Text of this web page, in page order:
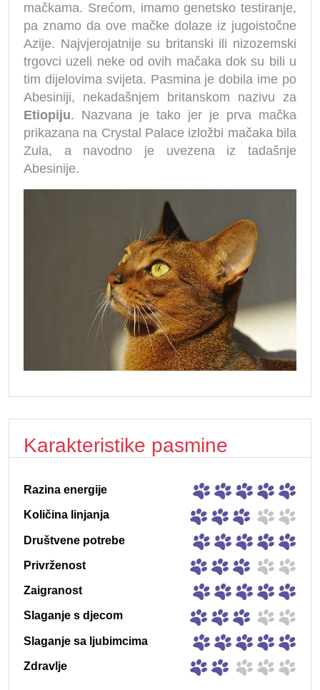
mačkama. Srećom, imamo genetsko testiranje,
pa znamo da ove mačke dolaze iz jugoistočne
Azije. Najvjerojatnije su britanski ili nizozemski
trgovci uzeli neke od ovih mačaka dok su bili u
tim dijelovima svijeta. Pasmina je dobila ime po
Abesiniji, nekadašnjem britanskom nazivu za
Etiopiju. Nazvana je tako jer je prva mačka
prikazana na Crystal Palace izložbi mačaka bila
Zula, a navodno je uvezena iz tadašnje
Abesinije.
Karakteristike pasmine
Razina energije
Količina linjanja
Društvene potrebe
Privrženost
Zaigranost
Slaganje s djecom
Slaganje sa ljubimcima
Zdravlje